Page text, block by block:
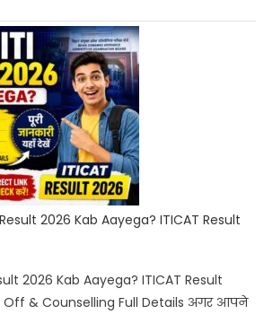
Bihar
Cut
Off
2026
Category
Wise:
Expected
Rank
List
2026 Kab Aayega? ITICAT Result
2026 Kab Aayega? ITICAT Result
Off & Counselling Full Details अगर आपने